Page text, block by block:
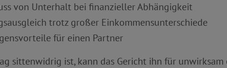
von Unterhalt bei finanzieller Abhängigkeit
trotz großer Einkommensunterschiede
für einen Partner
sittenwidrig ist, kann das Gericht ihn für